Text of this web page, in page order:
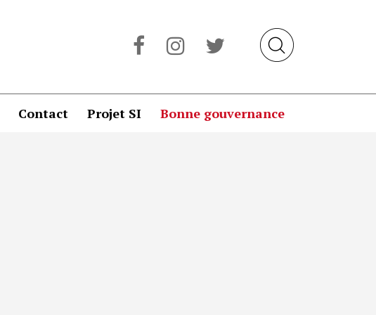
Contact Projet SI Bonne gouvernance